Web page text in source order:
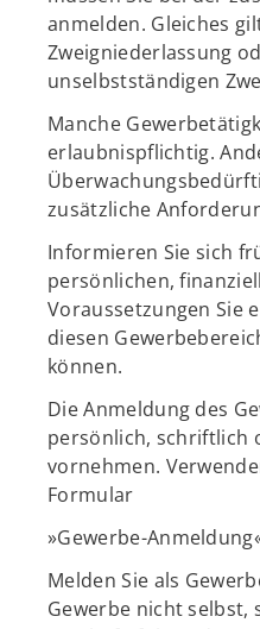
anmelden. Gleiches
Zweigniederlassung
unselbstständigen
Manche
erlaubnispflichtig.
zusätzliche
Informieren Sie sich
persönlichen,
Voraussetzungen Sie
diesen
können.
Die Anmeldung des
persönlich, schriftlich
vornehmen.
Formular
»Gewerbe-
Melden Sie als
Gewerbe nicht selbst,